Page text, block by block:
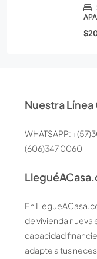
Nuestra
WHATSAPP:
(606)347 0060
En
de vivienda nueva
capacidad
adapte a tus